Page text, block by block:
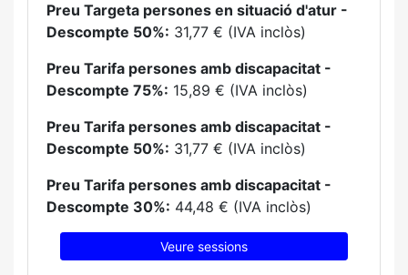
Preu Targeta persones en situació d'atur -
Descompte 50%: 31,77 € (IVA inclòs)
Preu Tarifa persones amb discapacitat -
Descompte 75%: 15,89 € (IVA inclòs)
Preu Tarifa persones amb discapacitat -
Descompte 50%: 31,77 € (IVA inclòs)
Preu Tarifa persones amb discapacitat -
Descompte 30%: 44,48 € (IVA inclòs)
Veure sessions